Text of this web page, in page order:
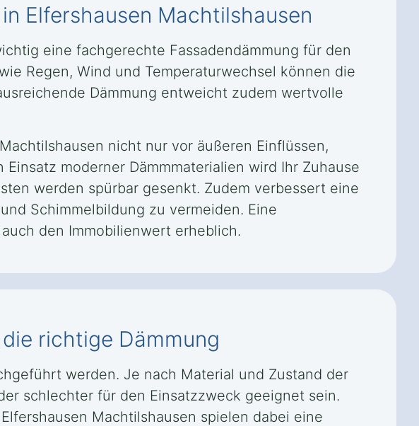
Elfershausen Machtilshausen
eine fachgerechte Fassadendämmung für den
Regen, Wind und Temperaturwechsel können die
Dämmung entweicht zudem wertvolle
nicht nur vor äußeren Einflüssen,
moderner Dämmmaterialien wird Ihr Zuhause
werden spürbar gesenkt. Zudem verbessert eine
Schimmelbildung zu vermeiden. Eine
den Immobilienwert erheblich.
richtige Dämmung
werden. Je nach Material und Zustand der
schlechter für den Einsatzzweck geeignet sein.
Machtilshausen spielen dabei eine